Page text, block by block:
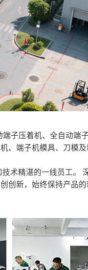
子压着机、全自动端
、端子机模具、刀模
精湛的一线员工。
创新，始终保持产品